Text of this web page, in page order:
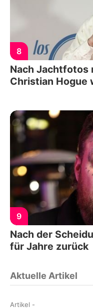
8
Nach Jachtfotos
Christian Hogue
9
Nach der
für Jahre zurück
Aktuelle Artikel
Artikel -